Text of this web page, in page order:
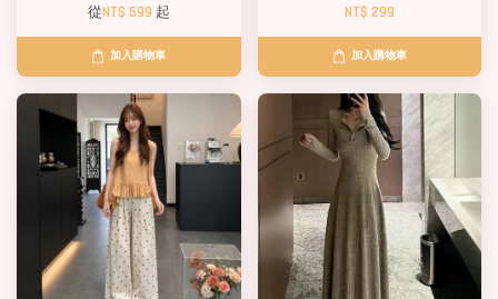
從NT$ 599 起
加入購物車
NT$ 299
加入購物車